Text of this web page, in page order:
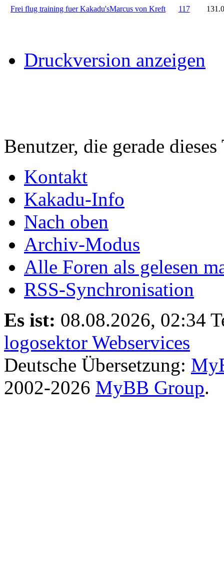
Frei flug training fuer Kakadu'sMarcus von Kreft 117
Druckversion anzeigen
Benutzer, die gerade
Kontakt
Kakadu-Info
Nach oben
Archiv-Modus
Alle Foren als gelesen
RSS-Synchronisation
Es ist: 08.08.2026, 02:34
logosektor Webservices
Deutsche Übersetzung:
2002-2026 MyBB Group.